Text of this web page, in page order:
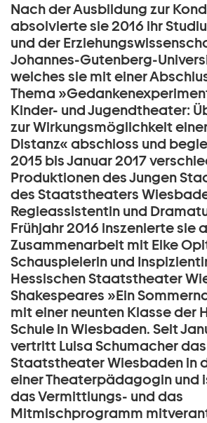
Nach der Ausbildung zur
absolvierte sie 2016 ihr
und der
Johannes-Gutenberg-
welches sie mit einer
Thema
Kinder- und Jugendtheater:
zur Wirkungsmöglichkeit
Distanz« abschloss und
2015 bis Januar 2017
Produktionen des Jungen
des Staatstheaters
Regieassistentin und
Frühjahr 2016 inszenierte sie
Zusammenarbeit mit Elke
Schauspielerin und
Hessischen Staatstheater
Shakespeares »Ein
mit einer neunten Klasse der
Schule in Wiesbaden. Seit
vertritt Luisa Schumacher
Staatstheater Wiesbaden in
einer Theaterpädagogin und
das Vermittlungs- und das
Mitmischprogramm